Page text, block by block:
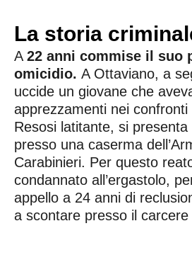
La storia
A 22 anni commise il suo
omicidio. A Ottaviano, a
uccide un giovane che
apprezzamenti nei confronti
Resosi latitante, si
presso una caserma
Carabinieri. Per questo
condannato all’ergastolo,
appello a 24 anni di
a scontare presso il carcere